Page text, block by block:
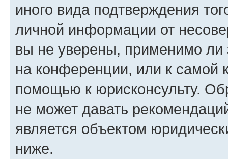
иного вида подтверждения
личной информации от
вы не уверены, применимо ли
на конференции, или к самой
помощью к юрисконсульту.
не может давать
является объектом
ниже.